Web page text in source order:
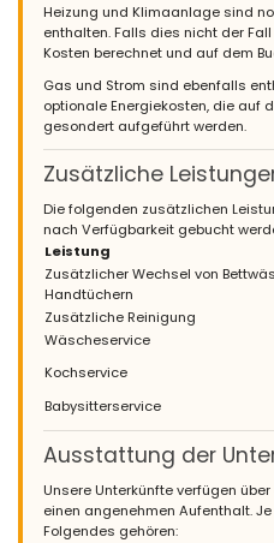
Heizung und Klimaanlage sind
enthalten. Falls dies nicht der
Kosten berechnet und auf dem
Gas und Strom sind ebenfalls
optionale Energiekosten, die auf
gesondert aufgeführt werden.
Zusätzliche
Die folgenden zusätzlichen
nach Verfügbarkeit gebucht
Leistung
Zusätzlicher Wechsel von
Handtüchern
Zusätzliche Reinigung
Wäscheservice
Kochservice
Babysitterservice
Ausstattung der
Unsere Unterkünfte verfügen
einen angenehmen Aufenthalt.
Folgendes gehören: